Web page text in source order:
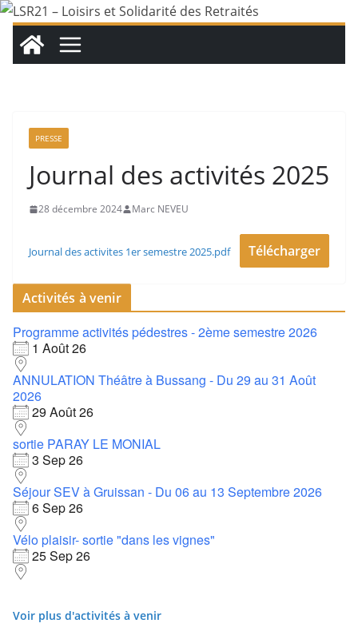
Passer
contenu
PRESSE
Journal des activités 2025
28 décembre 2024 Marc NEVEU
Journal des activites 1er semestre 2025.pdf Télécharger
Activités à venir
Programme activités pédestres - 2ème semestre 2026
1 Août 26
ANNULATION Théâtre à Bussang - Du 29 au 31 Août
2026
29 Août 26
sortie PARAY LE MONIAL
3 Sep 26
Séjour SEV à Gruissan - Du 06 au 13 Septembre 2026
6 Sep 26
Vélo plaisir- sortie "dans les vignes"
25 Sep 26
Voir plus d'activités à venir